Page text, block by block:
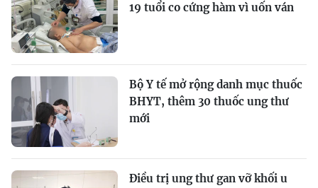
19 tuổi co cứng hàm vì uốn ván
Bộ Y tế mở rộng danh mục thuốc
BHYT, thêm 30 thuốc ung thư
mới
Điều trị ung thư gan vỡ khối u